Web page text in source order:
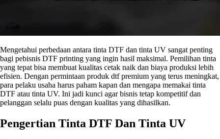
Mengetahui perbedaan antara tinta DTF dan tinta UV sangat penting
bagi pebisnis DTF printing yang ingin hasil maksimal. Pemilihan tinta
yang tepat bisa membuat kualitas cetak naik dan biaya produksi lebih
efisien. Dengan permintaan produk dtf premium yang terus meningkat,
para pelaku usaha harus paham kapan dan mengapa memakai tinta
DTF atau tinta UV. Ini jadi kunci agar bisnis tetap kompetitif dan
pelanggan selalu puas dengan kualitas yang dihasilkan.
Pengertian Tinta DTF Dan Tinta UV